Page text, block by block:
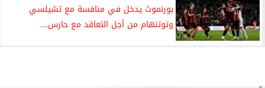
بورنموث يدخل في منافسة مع تشيلسي
وتوتنهام من أجل التعاقد مع حارس...